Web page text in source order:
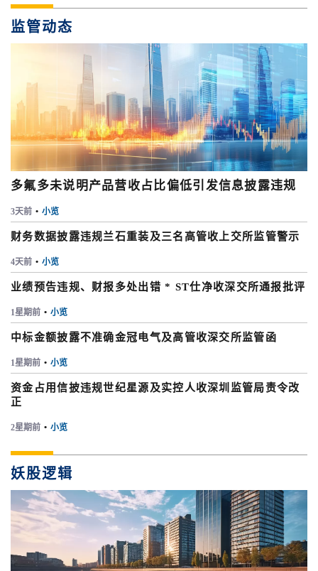
监管动态
多氟多未说明产品营收占比偏低引发信息披露违规
3天前 • 小览
财务数据披露违规兰石重装及三名高管收上交所监管警示
4天前 • 小览
业绩预告违规、财报多处出错 * ST仕净收深交所通报批评
1星期前 • 小览
中标金额披露不准确金冠电气及高管收深交所监管函
1星期前 • 小览
资金占用信披违规世纪星源及实控人收深圳监管局责令改
正
2星期前 • 小览
妖股逻辑